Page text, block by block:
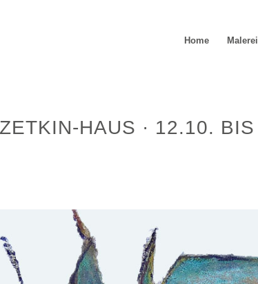
Home Malerei
HAUS · 12.10. BIS